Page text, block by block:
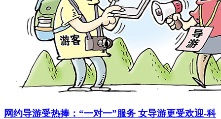
网约导游受热捧：“一对一”服务 女导游更受欢迎-科